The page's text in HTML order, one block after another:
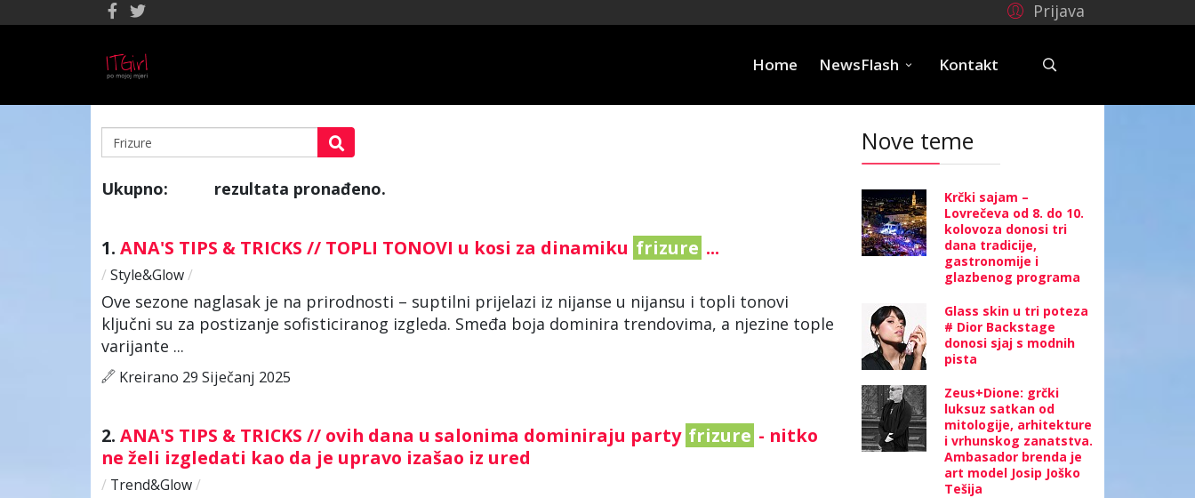
Prijava
Home NewsFlash Kontakt
Ukupno: rezultata pronađeno.
1. ANA'S TIPS & TRICKS // TOPLI TONOVI u kosi za dinamiku frizure ...
/ Style&Glow/
Ove sezone naglasak je na prirodnosti – suptilni prijelazi iz nijanse u nijansu i topli tonovi
ključni su za postizanje sofisticiranog izgleda. Smeđa boja dominira trendovima, a njezine tople
varijante ...
Kreirano 29 Siječanj 2025
2. ANA'S TIPS & TRICKS // ovih dana u salonima dominiraju party frizure - nitko
ne želi izgledati kao da je upravo izašao iz ured
/ Trend&Glow/
Nove teme
Krčki sajam –
Lovrečeva od 8. do 10.
kolovoza donosi tri
dana tradicije,
gastronomije i
glazbenog programa
Glass skin u tri poteza
# Dior Backstage
donosi sjaj s modnih
pista
Zeus+Dione: grčki
luksuz satkan od
mitologije, arhitekture
i vrhunskog zanatstva.
Ambasador brenda je
art model Josip Joško
Tešija